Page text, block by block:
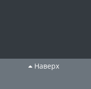
Наверх